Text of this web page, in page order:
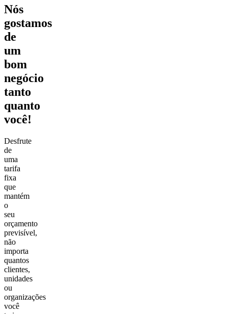
Nós
gostamos
de
um
bom
negócio
tanto
quanto
você!
Desfrute
de
uma
tarifa
fixa
que
mantém
o
seu
orçamento
previsível,
não
importa
quantos
clientes,
unidades
ou
organizações
você